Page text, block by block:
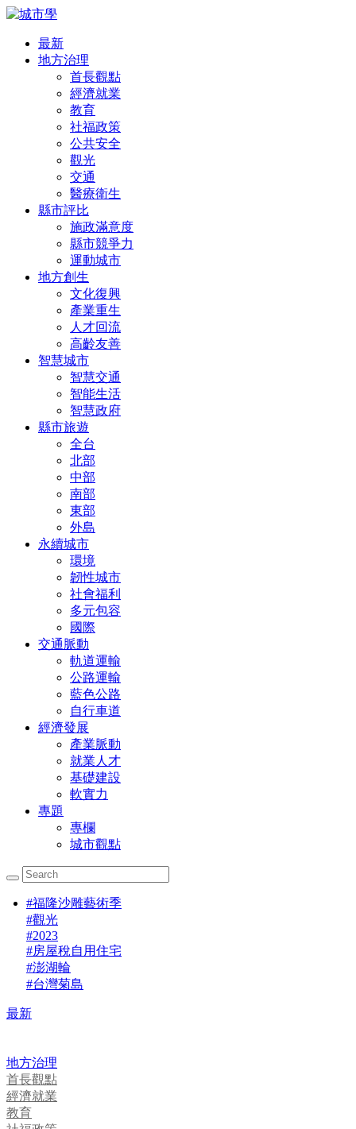
最新
地方治理
首長觀點
經濟就業
教育
社福政策
公共安全
觀光
交通
醫療衛生
縣市評比
施政滿意度
縣市競爭力
運動城市
地方創生
文化復興
產業重生
人才回流
高齡友善
智慧城市
智慧交通
智能生活
智慧政府
縣市旅遊
全台
北部
中部
南部
東部
外島
永續城市
環境
韌性城市
社會福利
多元包容
國際
交通脈動
軌道運輸
公路運輸
藍色公路
自行車道
經濟發展
產業脈動
就業人才
基礎建設
軟實力
專題
專欄
城市觀點
#福隆沙雕藝術季
#觀光
#2023
#房屋稅自用住宅
#澎湖輪
#台灣菊島
最新
地方治理
首長觀點
經濟就業
教育